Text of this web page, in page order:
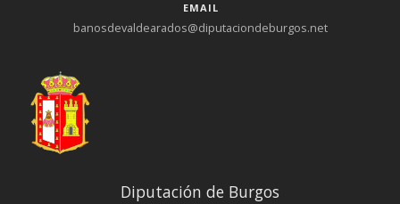
EMAIL
banosdevaldearados@diputaciondeburgos.net
Diputación de Burgos